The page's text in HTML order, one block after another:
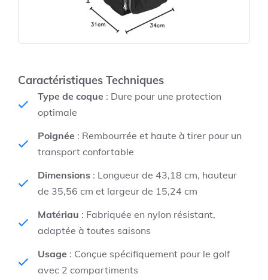
Caractéristiques Techniques
Type de coque : Dure pour une protection
optimale
Poignée : Rembourrée et haute à tirer pour un
transport confortable
Dimensions : Longueur de 43,18 cm, hauteur
de 35,56 cm et largeur de 15,24 cm
Matériau : Fabriquée en nylon résistant,
adaptée à toutes saisons
Usage : Conçue spécifiquement pour le golf
avec 2 compartiments